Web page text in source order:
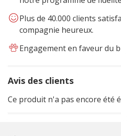
Plus de 40.000 clients
compagnie heureux.
Engagement en faveur du
Avis des clients
Ce produit n'a pas encore été